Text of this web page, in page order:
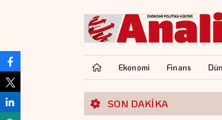
Ekonomi Finans
SON DAKİKA